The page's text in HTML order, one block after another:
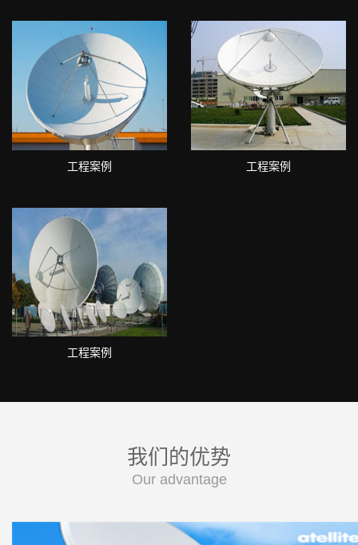
工程案例 工程案例
工程案例
我们的优势
Our advantage